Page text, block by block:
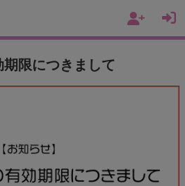
限につきまして